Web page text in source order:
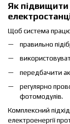
Як підвищити
Щоб система
правильно
передбачити
регулярно
фотомодулів.
Комплексний
електроенергії